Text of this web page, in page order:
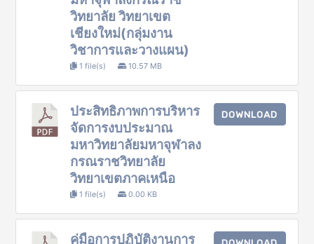
วิทยาลัย วิทยาเขต
เชียงใหม่(กลุ่มงาน
วิชาการและวางแผน)
1 file(s) 10.57 MB
ประสิทธิภาพการบริหาร
จัดการงบประมาณ
มหาวิทยาลัยมหาจุฬาลง
กรณราชวิทยาลัย
วิทยาเขตภาคเหนือ
1 file(s) 0.00 KB
DOWNLOAD
คู่มือการปฏิบัติงานการ